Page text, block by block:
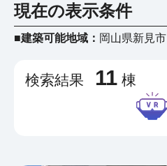
現在の表示条件
■建築可能地域： 岡山県新見市
検索結果 11 棟